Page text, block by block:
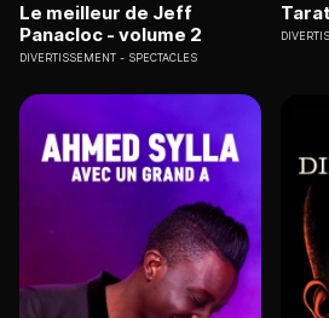
Le meilleur de Jeff
Panacloc - volume 2
DIVERTISSEMENT SPECTACLES